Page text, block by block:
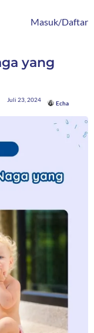
Masuk/Daftar
yang
Juli 23, 2024
Echa